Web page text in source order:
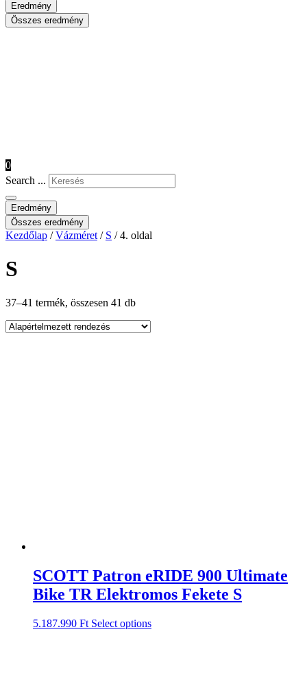
Eredmény
Összes eredmény
0
Search ...
Eredmény
Összes eredmény
Kezdőlap /Vázméret / S / 4. oldal
S
37–41 termék, összesen 41 db
SCOTT Patron eRIDE 900 Ultimate
Bike TR Elektromos Fekete S
5.187.990 Ft Select options